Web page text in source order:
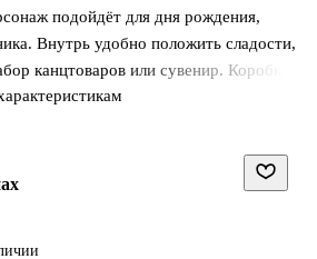
подойдёт для дня рождения,
Внутрь удобно положить сладости,
канцтоваров или сувенир. Коробка
форму и защищает содержимое при
60 листов), в
подарочной
упаковке,
подарочной
упаковке,
ЭМСИ